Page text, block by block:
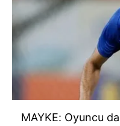
MAYKE: Oyuncu